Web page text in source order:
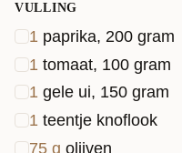
VULLING
1 paprika, 200 gram
1 tomaat, 100 gram
1 gele ui, 150 gram
1 teentje knoflook
75 g olijven